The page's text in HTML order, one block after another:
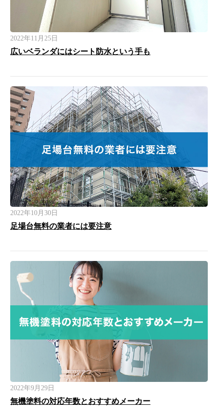
2022年11月25日
広いベランダにはシート防水という手も
2022年10月30日
足場台無料の業者には要注意
2022年9月29日
無機塗料の対応年数とおすすめメーカー